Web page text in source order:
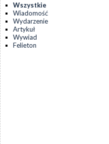
Wszystkie
Wiadomość
Wydarzenie
Artykuł
Wywiad
Felieton